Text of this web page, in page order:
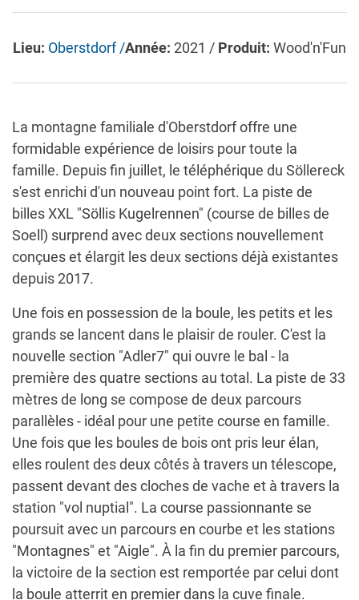
Lieu: Oberstdorf /Année: 2021 / Produit: Wood'n'Fun
La montagne familiale d'Oberstdorf offre une
formidable expérience de loisirs pour toute la
famille. Depuis fin juillet, le téléphérique du Söllereck
s'est enrichi d'un nouveau point fort. La piste de
billes XXL "Söllis Kugelrennen" (course de billes de
Soell) surprend avec deux sections nouvellement
conçues et élargit les deux sections déjà existantes
depuis 2017.
Une fois en possession de la boule, les petits et les
grands se lancent dans le plaisir de rouler. C'est la
nouvelle section "Adler7" qui ouvre le bal - la
première des quatre sections au total. La piste de 33
mètres de long se compose de deux parcours
parallèles - idéal pour une petite course en famille.
Une fois que les boules de bois ont pris leur élan,
elles roulent des deux côtés à travers un télescope,
passent devant des cloches de vache et à travers la
station "vol nuptial". La course passionnante se
poursuit avec un parcours en courbe et les stations
"Montagnes" et "Aigle". À la fin du premier parcours,
la victoire de la section est remportée par celui dont
la boule atterrit en premier dans la cuve finale.